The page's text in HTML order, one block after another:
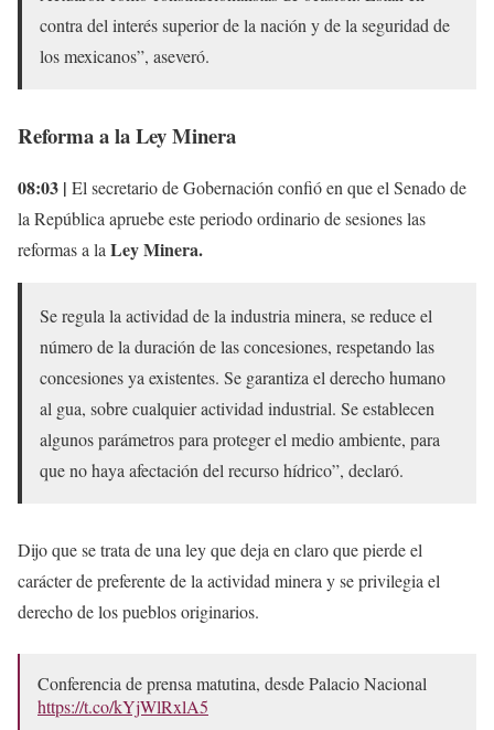
contra del interés superior de la nación y de la seguridad de
los mexicanos”, aseveró.
Reforma a la Ley Minera
08:03 | El secretario de Gobernación confió en que el Senado de
la República apruebe este periodo ordinario de sesiones las
reformas a la Ley Minera.
Se regula la actividad de la industria minera, se reduce el
número de la duración de las concesiones, respetando las
concesiones ya existentes. Se garantiza el derecho humano
al gua, sobre cualquier actividad industrial. Se establecen
algunos parámetros para proteger el medio ambiente, para
que no haya afectación del recurso hídrico”, declaró.
Dijo que se trata de una ley que deja en claro que pierde el
carácter de preferente de la actividad minera y se privilegia el
derecho de los pueblos originarios.
Conferencia de prensa matutina, desde Palacio Nacional
https://t.co/kYjWlRxlA5